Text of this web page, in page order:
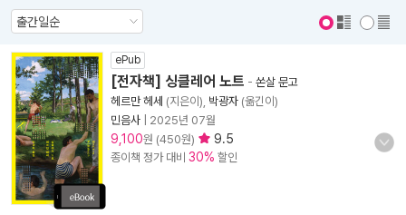
ePub
[전자책] 싱클레어 노트 - 쏜살 문고
헤르만 헤세 (지은이), 박광자 (옮긴이)
민음사
2025년 07월
9,100원 (450원) 9.5
종이책 정가 대비 30% 할인